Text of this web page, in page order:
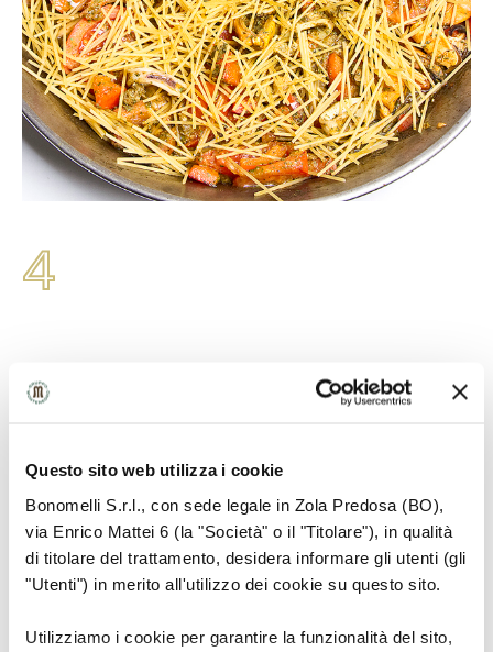
Questo sito web utilizza i cookie
Bonomelli S.r.l., con sede legale in Zola Predosa (BO),
via Enrico Mattei 6 (la "Società" o il "Titolare"), in qualità
di titolare del trattamento, desidera informare gli utenti (gli
"Utenti") in merito all'utilizzo dei cookie su questo sito.
Utilizziamo i cookie per garantire la funzionalità del sito,
4